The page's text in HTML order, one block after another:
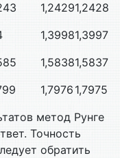
1,24291,2428
1,39981,3997
1,58381,5837
1,7976 1,7975
метод Рунге
Точность
обратить